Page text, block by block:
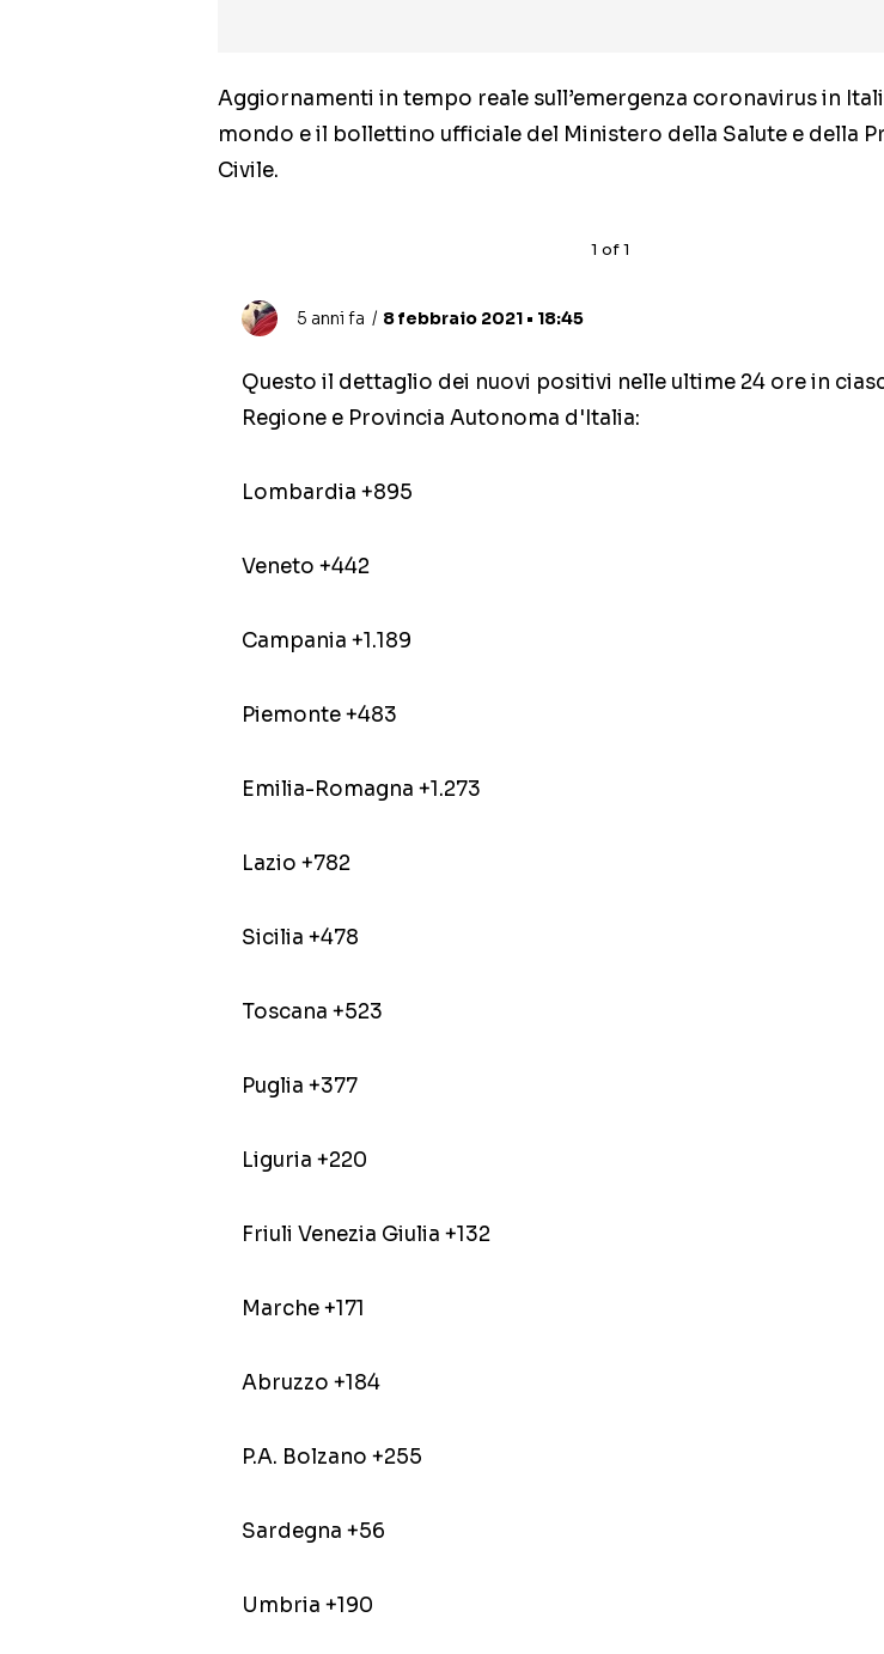
Aggiornamenti in tempo reale sull’emergenza coronavirus in
mondo e il bollettino ufficiale del Ministero della Salute e della
Civile.
1 of1
5 anni fa 8 febbraio 2021 • 18:45
Questo il dettaglio dei nuovi positivi nelle ultime 24 ore in
Regione e Provincia Autonoma d'Italia:
Lombardia +895
Veneto +442
Campania +1.189
Piemonte +483
Emilia-Romagna +1.273
Lazio +782
Sicilia +478
Toscana +523
Puglia +377
Liguria +220
Friuli Venezia Giulia +132
Marche +171
Abruzzo +184
P.A. Bolzano +255
Sardegna +56
Umbria +190